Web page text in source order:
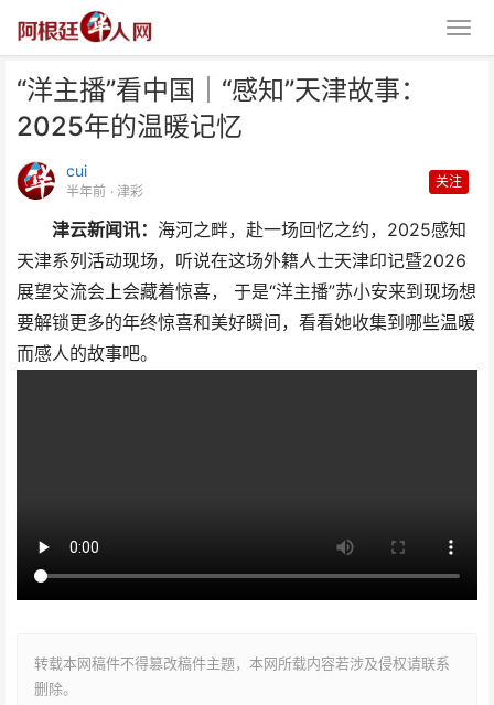
“洋主播”看中国｜“感知”天津故事：
2025年的温暖记忆
cui
半年前 · 津彩
关注
津云新闻讯： 海河之畔，赴一场回忆之约，2025感知
天津系列活动现场，听说在这场外籍人士天津印记暨2026
展望交流会上会藏着惊喜， 于是“洋主播”苏小安来到现场想
要解锁更多的年终惊喜和美好瞬间，看看她收集到哪些温暖
而感人的故事吧。
转载本网稿件不得篡改稿件主题，本网所载内容若涉及侵权请联系
删除。
“洋主播”看中国｜“感知”天津故
事：2025年的温暖